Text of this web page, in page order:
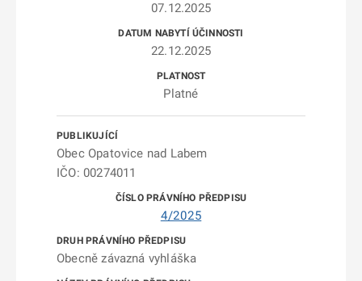
07.12.2025
22.12.2025
Platné
Obec Opatovice nad Labem
IČO: 00274011
4/2025
Obecně závazná vyhláška